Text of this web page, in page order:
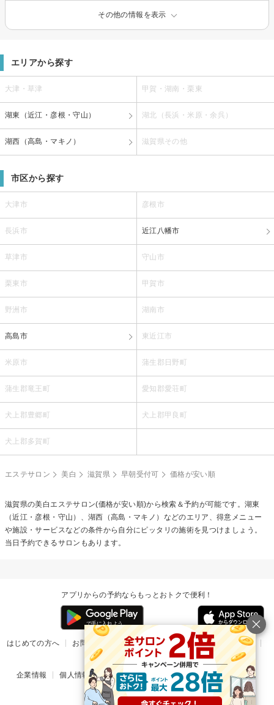
その他の情報を表示
エリアから探す
大津・草津 甲賀・湖南・栗東
湖東（近江・彦根・守山） 湖北（長浜・米原・余呉）
湖西（高島・マキノ） 滋賀県その他
市区から探す
大津市 彦根市
長浜市 近江八幡市
草津市 守山市
栗東市 甲賀市
野洲市 湖南市
高島市 東近江市
米原市 蒲生郡日野町
蒲生郡竜王町 愛知郡愛荘町
犬上郡豊郷町 犬上郡甲良町
犬上郡多賀町
エステサロン 美白 滋賀県 早朝受付可 価格が安い順
滋賀県の美白エステサロン(価格が安い順)から検索＆予約が可能です。湖東
（近江・彦根・守山）、湖西（高島・マキノ）などのエリア、得意メニュー
や施設・サービスなどの条件から自分にピッタリの施術を見つけましょう。
当日予約できるサロンもあります。
アプリからの予約ならもっとおトクで便利！
はじめての方へ お問い合わせ ヘルプ リリース情報
利用規約
掲載ご希望のサロン様
企業情報 個人情報保護方針 楽天のサービス一覧 アプリ一覧
© Rakuten Group, Inc.